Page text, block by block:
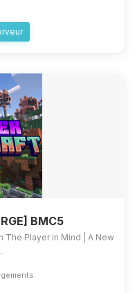
BMC5
The Player in Mind | A New